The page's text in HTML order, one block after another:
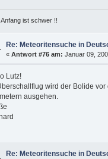
Anfang ist schwer !!
Re: Meteoritensuche in
« Antwort #76 am: Januar 09,
Lutz!
wird der Bolide
ausgehen.
Re: Meteoritensuche in